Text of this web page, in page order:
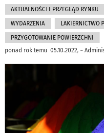
AKTUALNOŚCI I PRZEGLĄD RYNKU
WYDARZENIA LAKIERNICTWO
PRZYGOTOWANIE POWIERZCHNI
ponad rok temu 05.10.2022, ~